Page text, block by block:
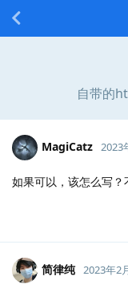
自带的
MagiCatz 2023
如果可以，该怎么写
简律纯 2023年2